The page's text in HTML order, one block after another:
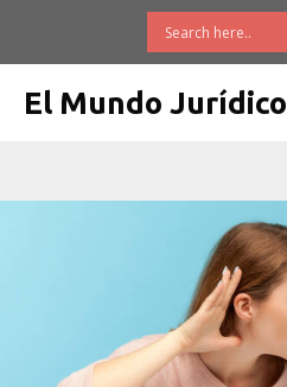
El Mundo Jurídico